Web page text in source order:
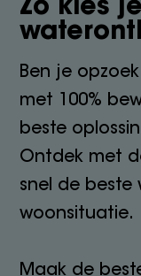
Ben je
met 100%
beste
Ontdek met
snel de
woonsituatie.
Maak de